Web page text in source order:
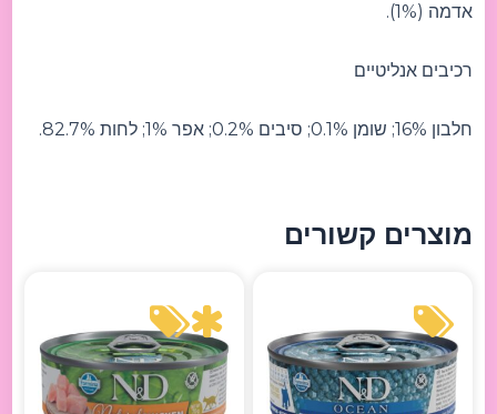
אדמה (1%).
רכיבים אנליטיים
חלבון 16%; שומן 0.1%; סיבים 0.2%; אפר 1%; לחות 82.7%.
מוצרים קשורים